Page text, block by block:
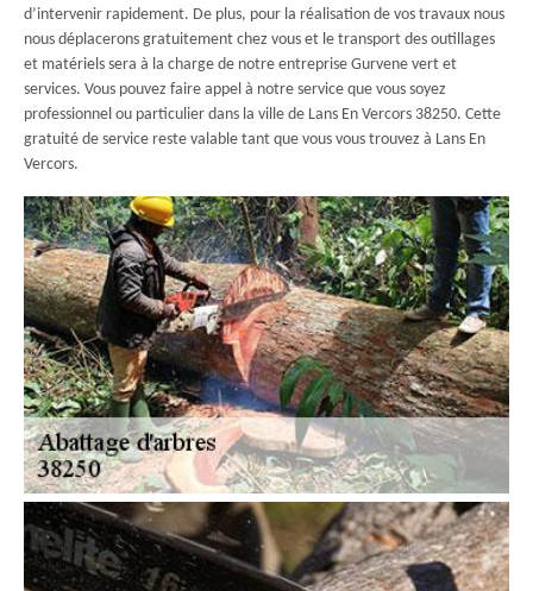
d’intervenir rapidement. De plus, pour la réalisation de vos travaux nous
nous déplacerons gratuitement chez vous et le transport des outillages
et matériels sera à la charge de notre entreprise Gurvene vert et
services. Vous pouvez faire appel à notre service que vous soyez
professionnel ou particulier dans la ville de Lans En Vercors 38250. Cette
gratuité de service reste valable tant que vous vous trouvez à Lans En
Vercors.